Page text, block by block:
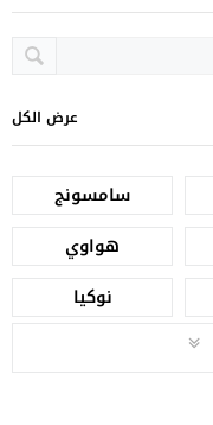
عرض الكل
سامسونج
هواوي
نوكيا